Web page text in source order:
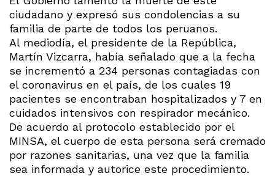
ciudadano y expresó sus condolencias a su
familia de parte de todos los peruanos.
Al mediodía, el presidente de la República,
Martín Vizcarra, había señalado que a la fecha
se incrementó a 234 personas contagiadas con
el coronavirus en el país, de los cuales 19
pacientes se encontraban hospitalizados y 7 en
cuidados intensivos con respirador mecánico.
De acuerdo al protocolo establecido por el
MINSA, el cuerpo de esta persona será cremado
por razones sanitarias, una vez que la familia
sea informada y autorice este procedimiento.